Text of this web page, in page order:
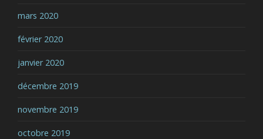
mars 2020
février 2020
janvier 2020
décembre 2019
novembre 2019
octobre 2019